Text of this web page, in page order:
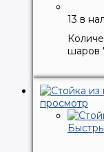
13 в
шаров
просмотр